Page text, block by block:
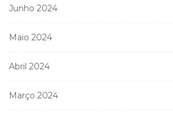
Junho 2024
Maio 2024
Abril 2024
Março 2024